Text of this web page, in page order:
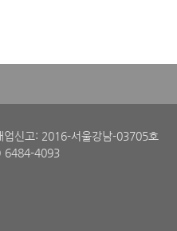
업신고: 2016-서울강남-03705호
6484-4093